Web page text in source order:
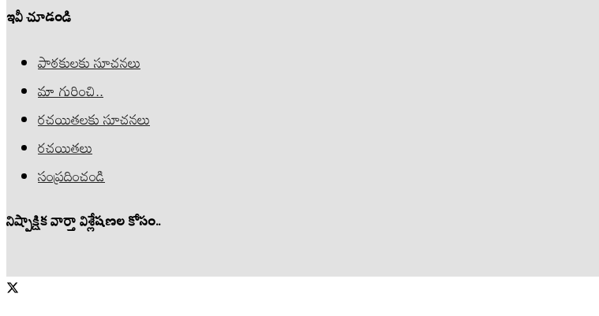
ఇవీ చూడండి
పాఠకులకు సూచనలు
మా గురించి..
రచయితలకు సూచనలు
రచయితలు
సంప్రదించండి
నిష్పాక్షిక వార్తా విశ్లేషణల కోసం..